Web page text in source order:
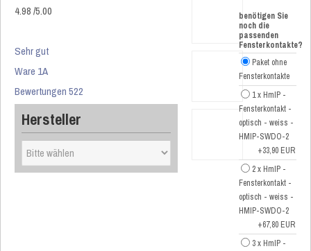
4.98/5.00
Sehr gut
Ware 1A
Bewertungen 522
Hersteller
benötigen Sie
noch die
passenden
Fensterkontakte?
Paket ohne
Fensterkontakte
1 x HmIP -
Fensterkontakt -
optisch - weiss -
HMIP-SWDO-2
+33,90 EUR
2 x HmIP -
Fensterkontakt -
optisch - weiss -
HMIP-SWDO-2
+67,80 EUR
3 x HmIP -